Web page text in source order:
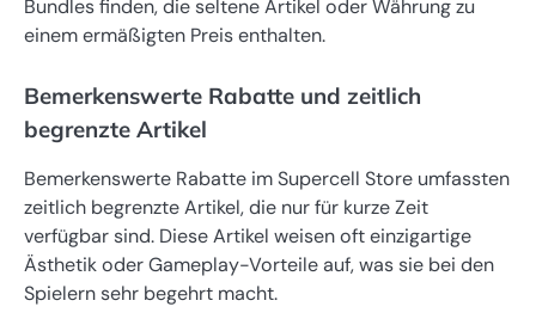
Bundles finden, die seltene Artikel oder Währung zu
einem ermäßigten Preis enthalten.
Bemerkenswerte Rabatte und zeitlich
begrenzte Artikel
Bemerkenswerte Rabatte im Supercell Store umfassten
zeitlich begrenzte Artikel, die nur für kurze Zeit
verfügbar sind. Diese Artikel weisen oft einzigartige
Ästhetik oder Gameplay-Vorteile auf, was sie bei den
Spielern sehr begehrt macht.